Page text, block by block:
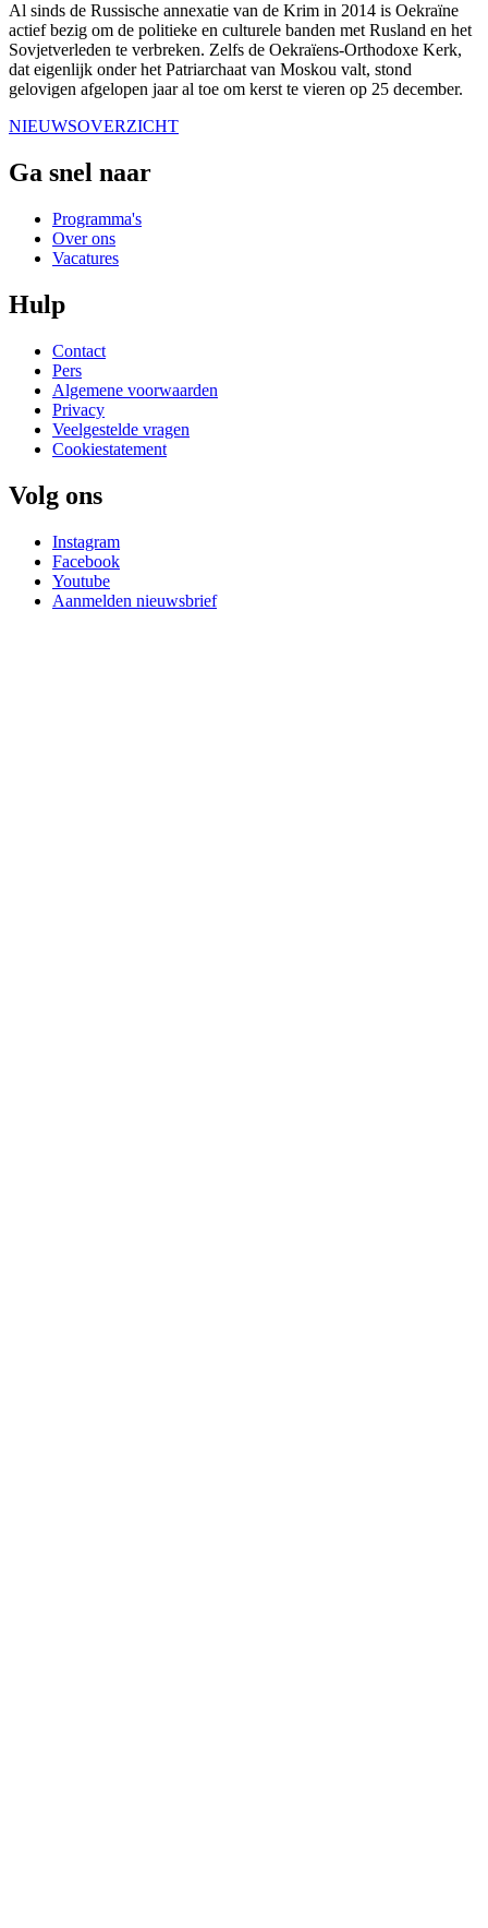
Al sinds de Russische annexatie van de Krim in 2014 is Oekraïne
actief bezig om de politieke en culturele banden met Rusland en het
Sovjetverleden te verbreken. Zelfs de Oekraïens-Orthodoxe Kerk,
dat eigenlijk onder het Patriarchaat van Moskou valt, stond
gelovigen afgelopen jaar al toe om kerst te vieren op 25 december.
NIEUWSOVERZICHT
Ga snel naar
Programma's
Over ons
Vacatures
Hulp
Contact
Pers
Algemene voorwaarden
Privacy
Veelgestelde vragen
Cookiestatement
Volg ons
Instagram
Facebook
Youtube
Aanmelden nieuwsbrief